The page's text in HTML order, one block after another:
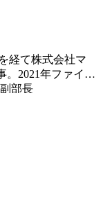
経て株式会社マ
。2021年ファイン
部長